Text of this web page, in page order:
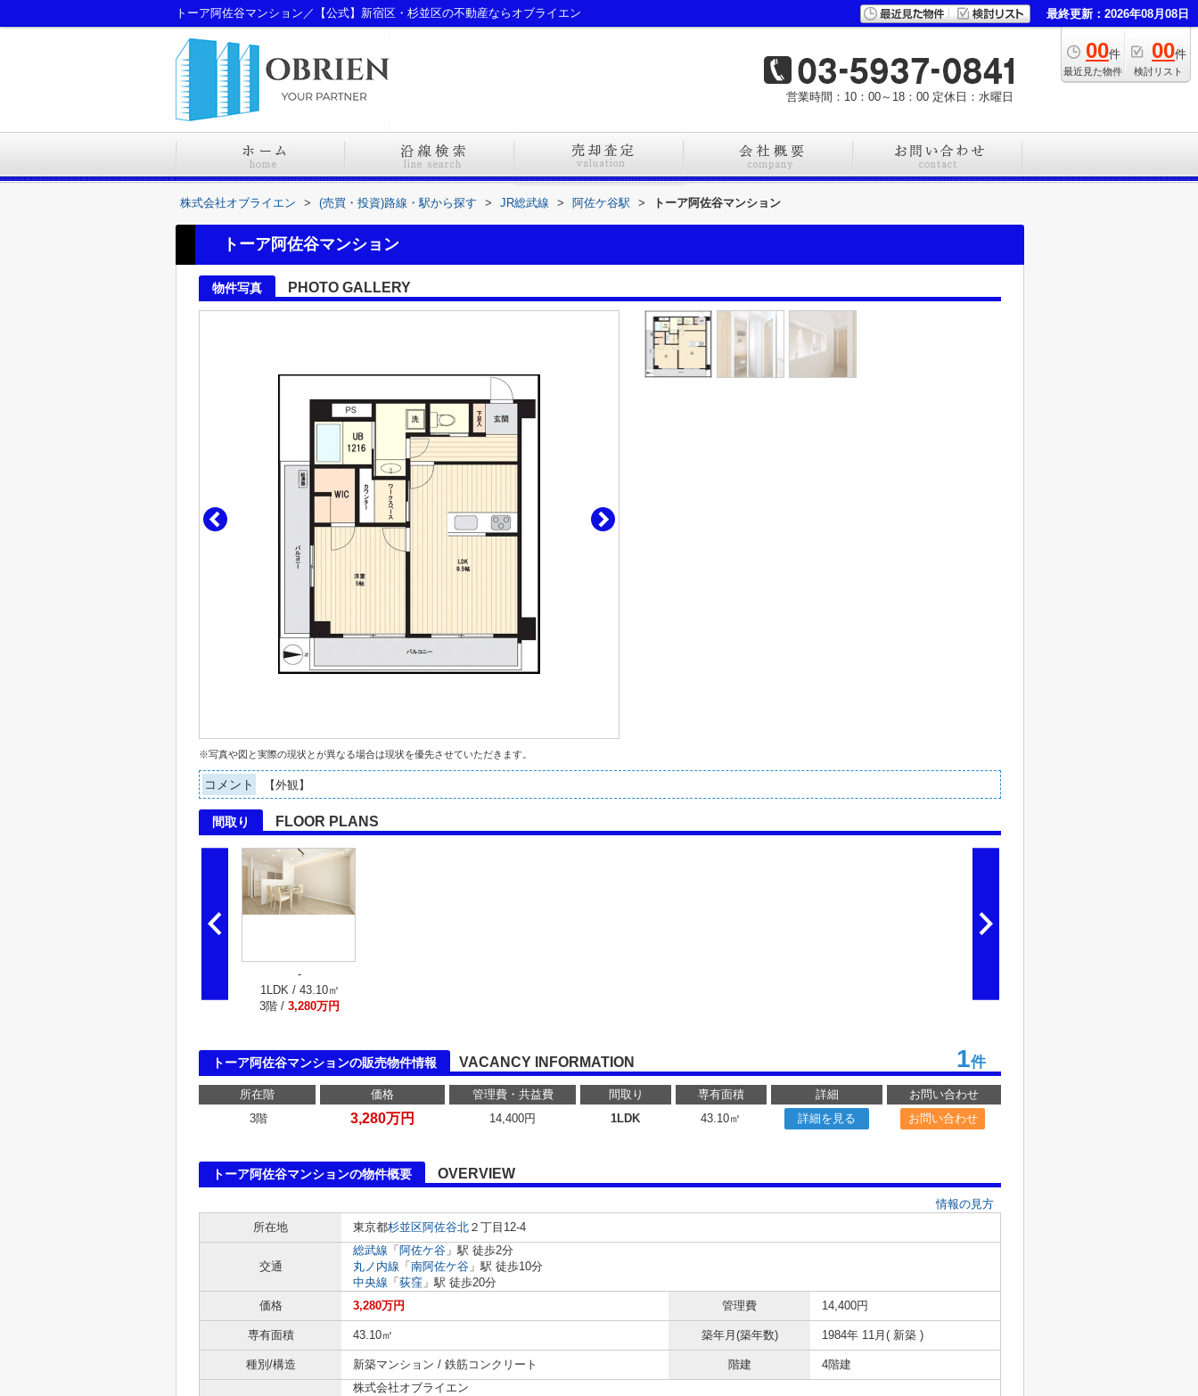
トーア阿佐谷マンション／【公式】新宿区・杉並区の不動産ならオブライエン 最終更新：2026年08月08日
00件
最近見た物件
00件
検討リスト
営業時間：10：00～18：00 定休日：水曜日
株式会社オブライエン > (売買・投資)路線・駅から探す > JR総武線 > 阿佐ケ谷駅 > トーア阿佐谷マンション
トーア阿佐谷マンション
物件写真 PHOTO GALLERY
※写真や図と実際の現状とが異なる場合は現状を優先させていただきます。
コメント 【外観】
間取り FLOOR PLANS
-
1LDK / 43.10㎡
3階 / 3,280万円
トーア阿佐谷マンションの販売物件情報 VACANCY INFORMATION 1件
所在階 価格 管理費・共益費 間取り 専有面積 詳細
お問い合わせ
3階
3,280万円 14,400円 1LDK 43.10㎡ 詳細を見る お問い合わせ
トーア阿佐谷マンションの物件概要 OVERVIEW
情報の見方
所在地
東京都杉並区阿佐谷北 ２丁目12-4
交通
総武線 「 阿佐ケ谷 」駅 徒歩2分
丸ノ内線 「 南阿佐ケ谷 」駅 徒歩10分
中央線 「 荻窪 」駅 徒歩20分
価格
3,280万円 管理費 14,400円
専有面積 43.10㎡ 築年月(築年数) 1984年 11月( 新築 )
種別/構造 新築マンション / 鉄筋コンクリート 階建 4階建
株式会社オブライエン